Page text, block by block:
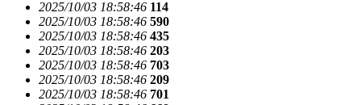
2025/10/03 18:58:46 114
2025/10/03 18:58:46 590
2025/10/03 18:58:46 435
2025/10/03 18:58:46 203
2025/10/03 18:58:46 703
2025/10/03 18:58:46 209
2025/10/03 18:58:46 701